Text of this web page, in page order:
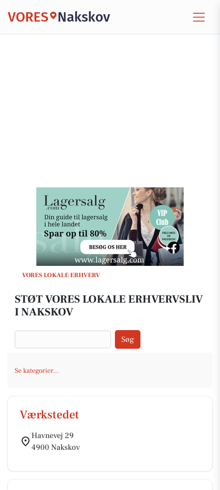
VORES Nakskov
VORES LOKALE ERHVERV
STØT VORES LOKALE ERHVERVSLIV
I NAKSKOV
Søg
Se kategorier...
Værkstedet
Havnevej 29
4900 Nakskov